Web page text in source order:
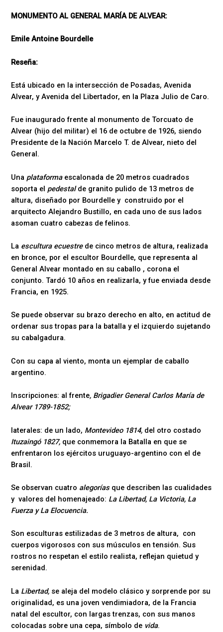
MONUMENTO AL GENERAL MARÍA DE ALVEAR:
Emile Antoine Bourdelle
Reseña:
Está ubicado en la intersección de Posadas, Avenida
Alvear, y Avenida del Libertador, en la Plaza Julio de Caro.
Fue inaugurado frente al monumento de Torcuato de
Alvear (hijo del militar) el 16 de octubre de 1926, siendo
Presidente de la Nación Marcelo T. de Alvear, nieto del
General.
Una plataformaescalonada de 20 metros cuadrados
soporta el pedestalde granito pulido de 13 metros de
altura, diseñado por Bourdelle y construido por el
arquitecto Alejandro Bustillo, en cada uno de sus lados
asoman cuatro cabezas de felinos.
La escultura ecuestre de cinco metros de altura, realizada
en bronce, por el escultor Bourdelle, que representa al
General Alvear montado en su caballo , corona el
conjunto. Tardó 10 años en realizarla, y fue enviada desde
Francia, en 1925.
Se puede observar su brazo derecho en alto, en actitud de
ordenar sus tropas para la batalla y el izquierdo sujetando
su cabalgadura.
Con su capa al viento, monta un ejemplar de caballo
argentino.
Inscripciones: al frente, Brigadier General Carlos María de
Alvear 1789-1852;
laterales: de un lado, Montevideo 1814, del otro costado
Ituzaingó 1827, que conmemora la Batalla en que se
enfrentaron los ejércitos uruguayo-argentino con el de
Brasil.
Se observan cuatro alegoríasque describen las cualidades
y valores del homenajeado: La Libertad, La Victoria, La
Fuerza y La Elocuencia.
Son esculturas estilizadas de 3 metros de altura, con
cuerpos vigorosos con sus músculos en tensión. Sus
rostros no respetan el estilo realista, reflejan quietud y
serenidad.
La Libertad, se aleja del modelo clásico y sorprende por su
originalidad, es una joven vendimiadora, de la Francia
natal del escultor, con largas trenzas, con sus manos
colocadas sobre una cepa, símbolo de vida.